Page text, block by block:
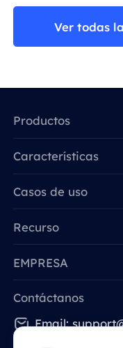
Ver todas
Productos
Características
Casos de uso
Recurso
EMPRESA
Contáctanos
Email: